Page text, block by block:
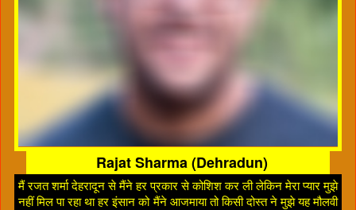
Rajat Sharma (Dehradun)
मैं रजत शर्मा देहरादून से मैंने हर प्रकार से कोशिश कर ली लेकिन मेरा प्यार मुझे
नहीं मिल पा रहा था हर इंसान को मैंने आजमाया तो किसी दोस्त ने मुझे यह मौलवी